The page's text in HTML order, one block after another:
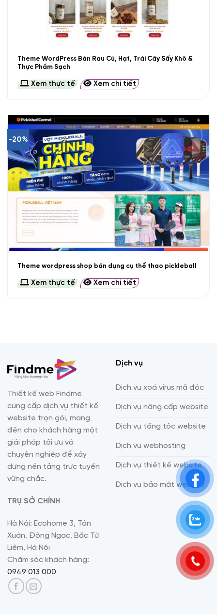
Theme WordPress Bán Rau Củ, Hạt, Trái Cây Sấy Khô &
Thực Phẩm Sạch
Xem thực tế Xem chi tiết
-20%
Theme wordpress shop bán dụng cụ thể thao pickleball
Xem thực tế Xem chi tiết
Thiết kế web Findme
cung cấp dịch vụ thiết kế
website trọn gói, mang
đến cho khách hàng một
giải pháp tối ưu và
chuyên nghiệp để xây
dựng nền tảng trực tuyến
vững chắc.
TRỤ SỞ CHÍNH
Hà Nội: Ecohome 3, Tân
Xuân, Đông Ngạc, Bắc Từ
Liêm, Hà Nội
Chăm sóc khách hàng:
0949 013 000
Dịch vụ
Dịch vụ xoá virus mã độc
Dịch vụ nâng cấp website
Dịch vụ tăng tốc website
Dịch vụ webhosting
Dịch vụ thiết kế website
Dịch vụ bảo mật website